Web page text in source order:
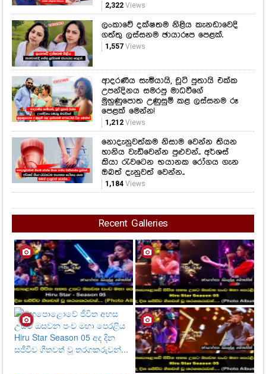
2,322Views
ලංකාවේ දක්ෂතම නිළිය කැනඩාවෙදි
ගත්තු ලස්සනම ඡායාරූප පෙළක්.
1,557Views
ආදරණීය සැමියායි, චූටි පුතායි එක්ක
උපන්දිනය සමරපු මාධවීගේ
මුහුණුපොත උණුසුම් කළ ලස්සනම රූ
පෙළක් මෙන්න!
1,212Views
නොදැනුවත්කම නිසාම වෙන්න තියන
හානිය වැඩිවෙන්න පුළුවන්.. අර්ශස්
කියා රැවටෙන භයානක රෝගය ගැන
ඔබත් දැනුවත් වෙන්න..
1,184Views
Recent Galleries